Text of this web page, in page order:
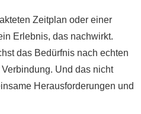
Zeitplan oder einer
Erlebnis, das nachwirkt.
das Bedürfnis nach echten
Und das nicht
Herausforderungen und